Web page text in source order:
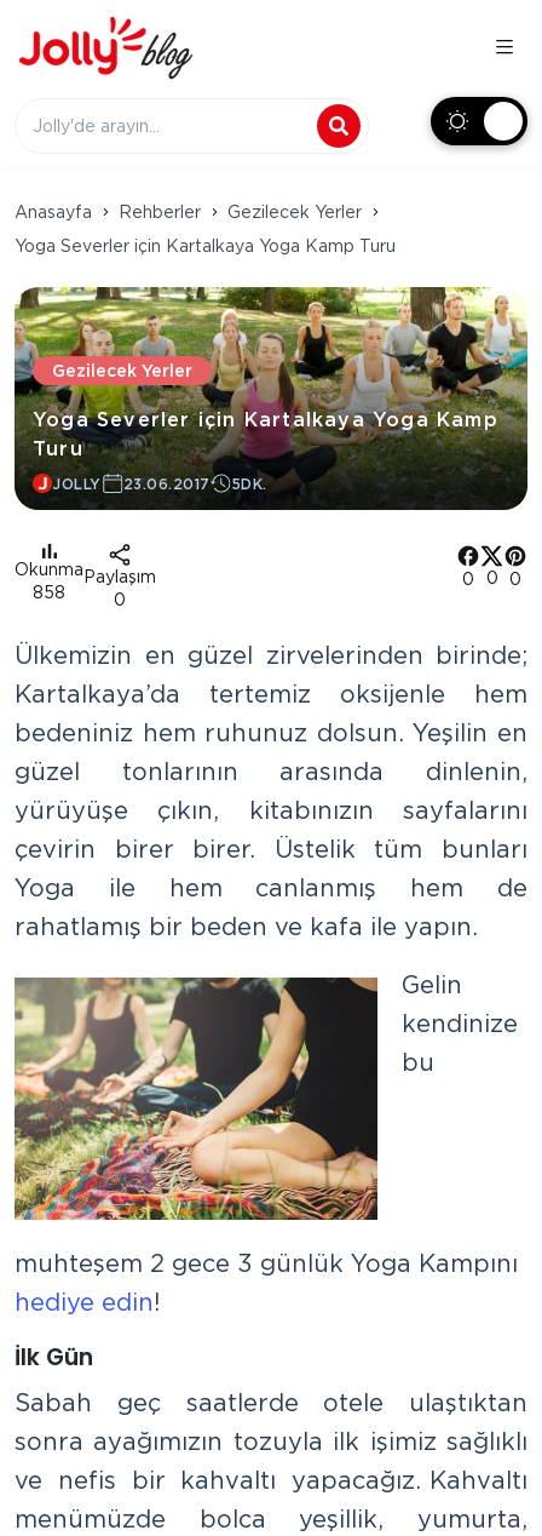
Anasayfa Rehberler
Gezilecek Yerler
Yoga Severler için Kartalkaya Yoga Kamp Turu
Gezilecek Yerler
Yoga Severler için Kartalkaya Yoga Kamp
Turu
JOLLY 23.06.2017 5DK.
Okunma
858
Paylaşım
0
0 0 0
Ülkemizin en güzel zirvelerinden birinde;
Kartalkaya’da tertemiz oksijenle hem
bedeniniz hem ruhunuz dolsun. Yeşilin en
güzel tonlarının arasında dinlenin,
yürüyüşe çıkın, kitabınızın sayfalarını
çevirin birer birer. Üstelik tüm bunları
Yoga ile hem canlanmış hem de
rahatlamış bir beden ve kafa ile yapın.
Gelin
kendinize
bu
muhteşem 2 gece 3 günlük Yoga Kampını
hediye edin!
İlk Gün
Sabah geç saatlerde otele ulaştıktan
sonra ayağımızın tozuyla ilk işimiz sağlıklı
ve nefis bir kahvaltı yapacağız. Kahvaltı
menümüzde bolca yeşillik, yumurta,